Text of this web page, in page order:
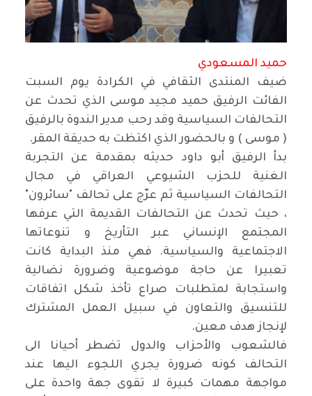
حميد المسعودي
ضيف المنتدى الثقافي في الكرادة يوم السبت
الفائت الرفيق حميد مجيد موسى الذي تحدث عن
التحالفات السياسية وقد رحب مدير الندوة بالرفيق
( موسى ) و بالحضور الذي اكتظت به حديقة المقر.
بدأ الرفيق أبو داود حديثه بمقدمة عن التجربة
الغنية للحزب الشيوعي العراقي في مجال
التحالفات السياسية ثم عرّج على تحالف "سائرون"
، حيث تحدث عن التحالفات القديمة التي عرفها
المجتمع الإنساني عبر التأريخ و تنوعاتها
الاجتماعية والسياسية. فهي منذ البداية كانت
تعبيرا عن حاجة موضوعية وضرورة نضالية
واستجابة لمتطلبات صراع تأخذ شكل اتفاقات
للتنسيق والتعاون في سبيل العمل المشترك
لإنجاز هدف معين.
فالشعوب والأحزاب والدول تضطر أحيانا الى
التحالف كونه ضرورة يجري اللجوء اليها عند
مواجهة مهمات كبيرة لا تقوى جهة واحدة على